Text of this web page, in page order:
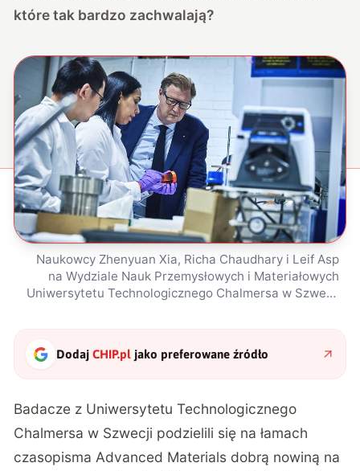
które tak bardzo zachwalają?
Naukowcy Zhenyuan Xia, Richa Chaudhary i Leif Asp
na Wydziale Nauk Przemysłowych i Materiałowych
Uniwersytetu Technologicznego Chalmersa w Szwecji
DodajCHIP.pl jako preferowane źródło
Badacze z Uniwersytetu Technologicznego
Chalmersa w Szwecji podzielili się na łamach
czasopisma Advanced Materials dobrą nowiną na